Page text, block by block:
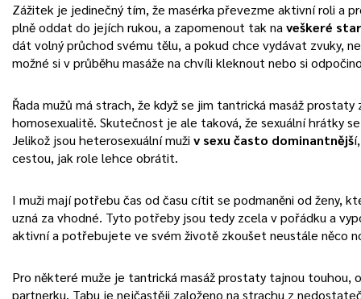
Zážitek je jedinečný tím, že masérka převezme aktivní roli a
plně oddat do jejích rukou, a zapomenout tak na veškeré
dát volný průchod svému tělu, a pokud chce vydávat zvuky,
možné si v průběhu masáže na chvíli kleknout nebo si
Řada mužů má strach, že když se jim tantrická masáž
homosexualitě. Skutečnost je ale taková, že sexuální hrátky
Jelikož jsou heterosexuální muži v sexu často dominantnějš
cestou, jak role lehce obrátit.
I muži mají potřebu čas od času cítit se podmaněni od ženy,
uzná za vhodné. Tyto potřeby jsou tedy zcela v pořádku a
aktivní a potřebujete ve svém životě zkoušet neustále něco
Pro některé muže je tantrická masáž prostaty tajnou touhou,
partnerku. Tabu je nejčastěji založeno na strachu z